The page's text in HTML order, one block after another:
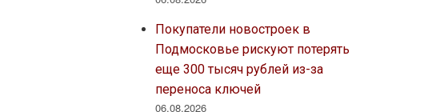
Покупатели новостроек в
Подмосковье рискуют потерять
еще 300 тысяч рублей из-за
переноса ключей
06.08.2026